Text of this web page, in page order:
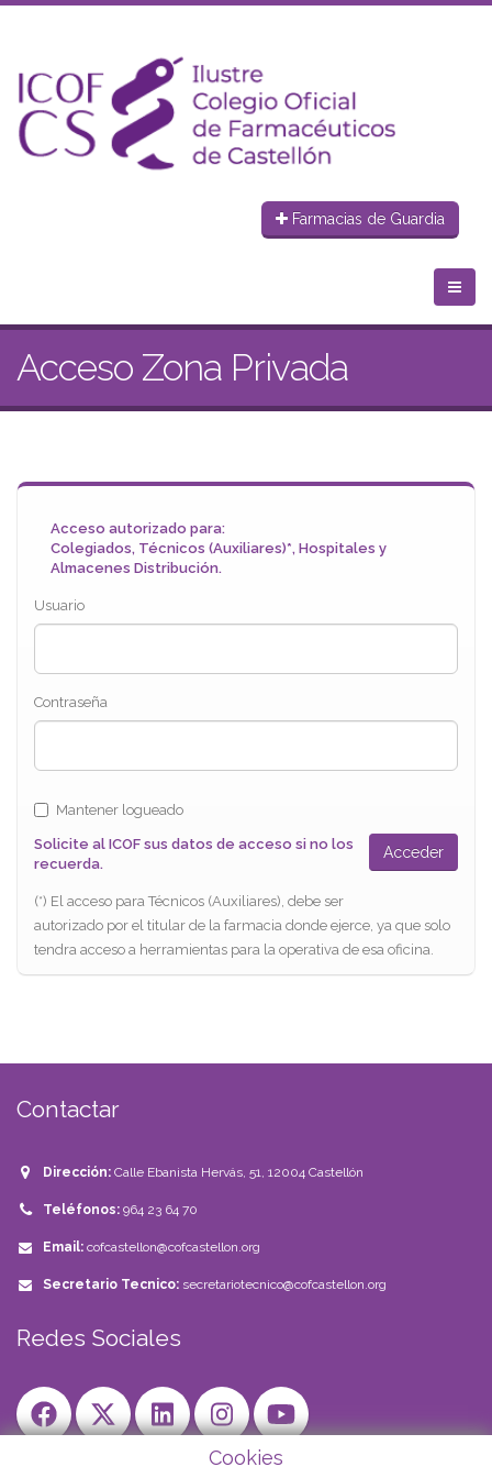
Farmacias de Guardia
Cookies
Acceso Zona Privada
Acceso autorizado para:
Colegiados, Técnicos (Auxiliares)*, Hospitales y
Almacenes Distribución.
Usuario
Contraseña
Mantener logueado
Solicite al ICOF sus datos de acceso si no los
recuerda.
(*) El acceso para Técnicos (Auxiliares), debe ser
autorizado por el titular de la farmacia donde ejerce, ya que solo
tendra acceso a herramientas para la operativa de esa oficina.
Contactar
Dirección: Calle Ebanista Hervás, 51, 12004 Castellón
Teléfonos: 964 23 64 70
Email: cofcastellon@cofcastellon.org
Secretario Tecnico: secretariotecnico@cofcastellon.org
Redes Sociales